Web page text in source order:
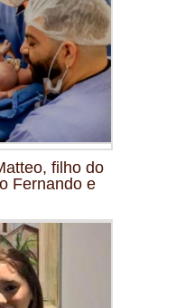
filho do
Fernando e